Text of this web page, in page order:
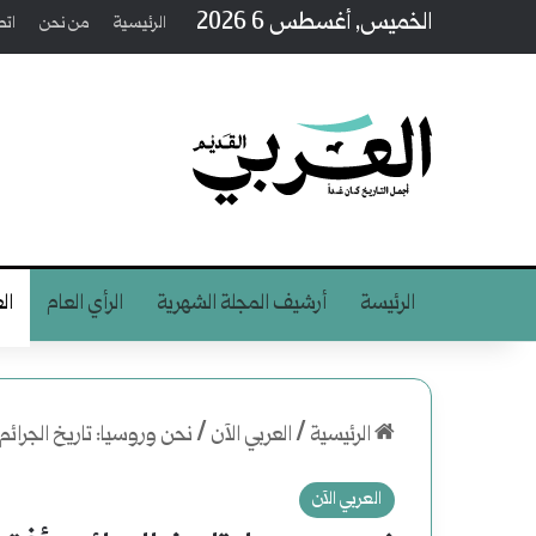
الخميس, أغسطس 6 2026 الرئيسية من نحن
الرئيسة أرشيف المجلة الشهرية الرأي العام
الرئيسية /العربي الآن /نحن وروسيا: تاريخ
العربي الآن